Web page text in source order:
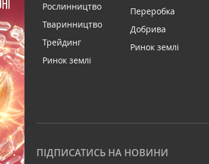
Рослинництво
Тваринництво
Трейдинг
Ринок землі
Переробка
Добрива
Ринок землі
ПІДПИСАТИСЬ НА НОВИНИ